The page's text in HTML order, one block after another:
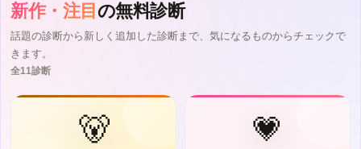
新作・注目 の無料診断
話題の診断から新しく追加した診断まで、気になるものからチェックで
きます。
全11診断
🐻 💗